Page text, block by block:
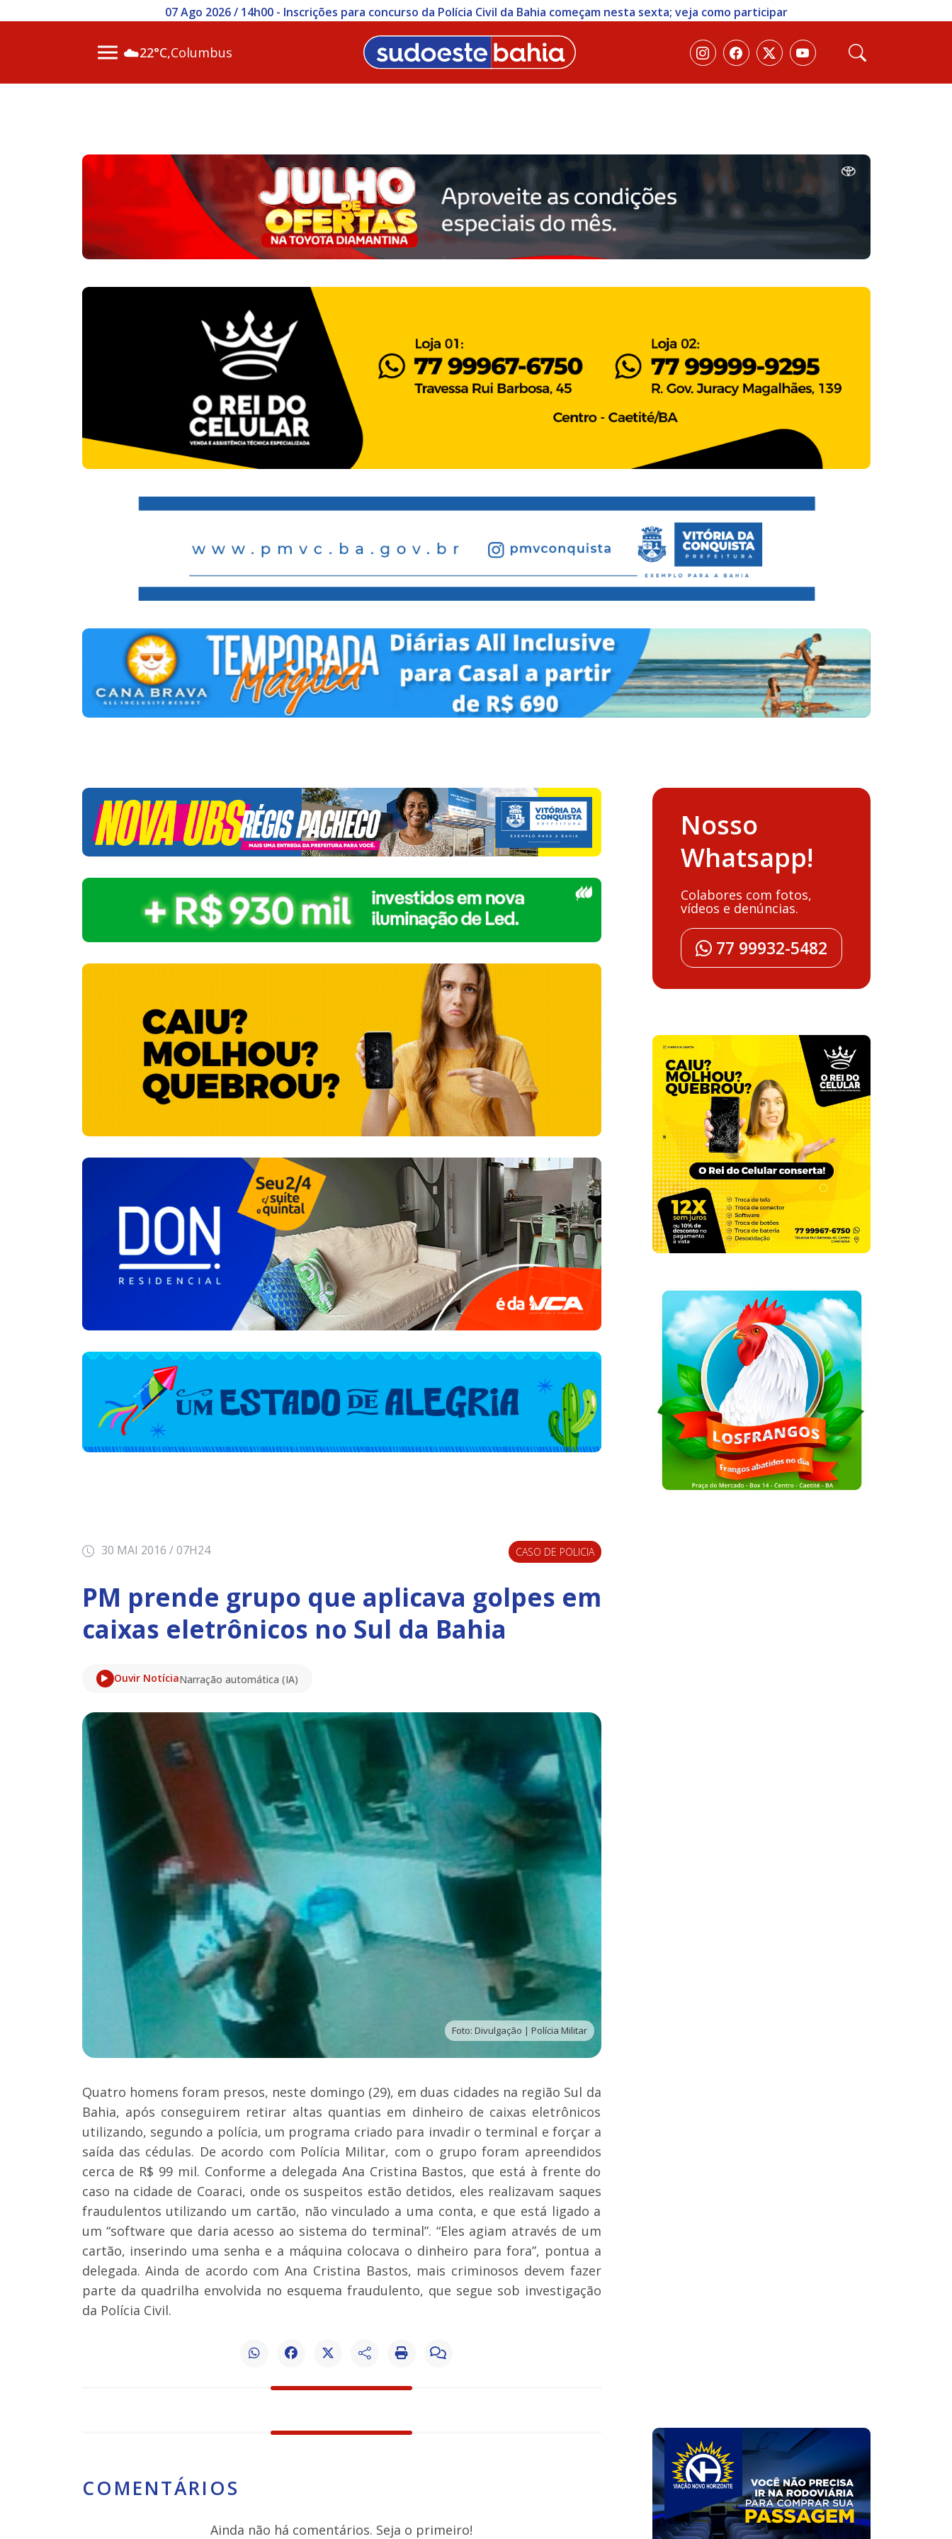
07 Ago 2026 / 14h00 - Inscrições para concurso da Polícia Civil da Bahia começam nesta sexta; veja como participar
☁️22°C,Columbus
30 MAI 2016 / 07H24 CASO DE POLICIA
PM prende grupo que aplicava golpes em
caixas eletrônicos no Sul da Bahia
Ouvir NotíciaNarração automática (IA)
Foto: Divulgação | Polícia Militar
Quatro homens foram presos, neste domingo (29), em duas cidades na região Sul da
Bahia, após conseguirem retirar altas quantias em dinheiro de caixas eletrônicos
utilizando, segundo a polícia, um programa criado para invadir o terminal e forçar a
saída das cédulas. De acordo com Polícia Militar, com o grupo foram apreendidos
cerca de R$ 99 mil. Conforme a delegada Ana Cristina Bastos, que está à frente do
caso na cidade de Coaraci, onde os suspeitos estão detidos, eles realizavam saques
fraudulentos utilizando um cartão, não vinculado a uma conta, e que está ligado a
um “software que daria acesso ao sistema do terminal”. “Eles agiam através de um
cartão, inserindo uma senha e a máquina colocava o dinheiro para fora”, pontua a
delegada. Ainda de acordo com Ana Cristina Bastos, mais criminosos devem fazer
parte da quadrilha envolvida no esquema fraudulento, que segue sob investigação
da Polícia Civil.
COMENTÁRIOS
Ainda não há comentários. Seja o primeiro!
Nosso
Whatsapp!
Colabores com fotos,
vídeos e denúncias.
77 99932-5482